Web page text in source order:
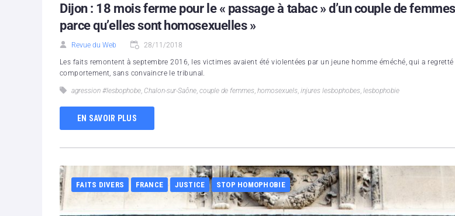
Dijon : 18 mois ferme pour le « passage à tabac » d’un couple de
parce qu’elles sont homosexuelles »
Revue du Web 28/11/2018
Les faits remontent à septembre 2016, les victimes avaient été violentées par un jeune homme éméché, qui a regretté
comportement, sans convaincre le tribunal.
agression #lesbophobe, Chalon-sur-Saône, couple de femmes, homosexuels, injures lesbophobes, lesbophobie
EN SAVOIR PLUS
FAITS DIVERS FRANCE JUSTICE STOP HOMOPHOBIE